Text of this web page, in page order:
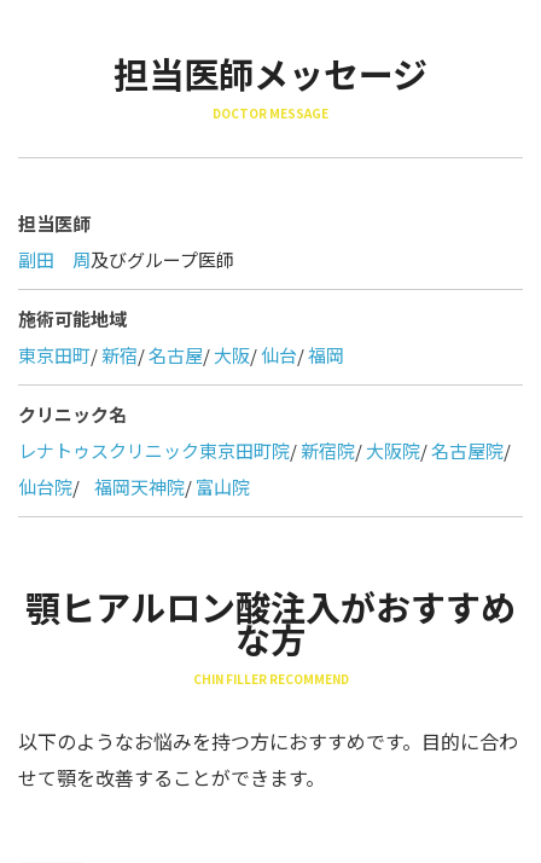
地域から探す
東京
担当医師メッセージ
DOCTOR MESSAGE
担当医師
副田 周及びグループ医師
施術可能地域
東京田町/新宿/名古屋/大阪/仙台/福岡
クリニック名
レナトゥスクリニック東京田町院/新宿院/大阪院/名古屋院/
仙台院/ 福岡天神院/富山院
顎ヒアルロン酸注入がおすすめ
な方
CHIN FILLER RECOMMEND
以下のようなお悩みを持つ方におすすめです。目的に合わ
せて顎を改善することができます。